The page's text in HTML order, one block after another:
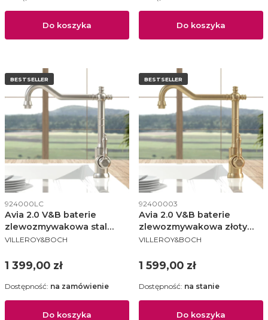
Do koszyka Do koszyka
BESTSELLER
Kod produktu
924000LC
Avia 2.0 V&B baterie
zlewozmywakowa stal
nierdzewna - 924000LC
PRODUCENT
VILLEROY&BOCH
Cena
1 399,00 zł
Do koszyka
Dostępność: na zamówienie
BESTSELLER
Kod produktu
92400003
Avia 2.0 V&B baterie
zlewozmywakowa złoty
szczotkowany - 92400003
PRODUCENT
VILLEROY&BOCH
Cena
1 599,00 zł
Do koszyka
Dostępność: na stanie